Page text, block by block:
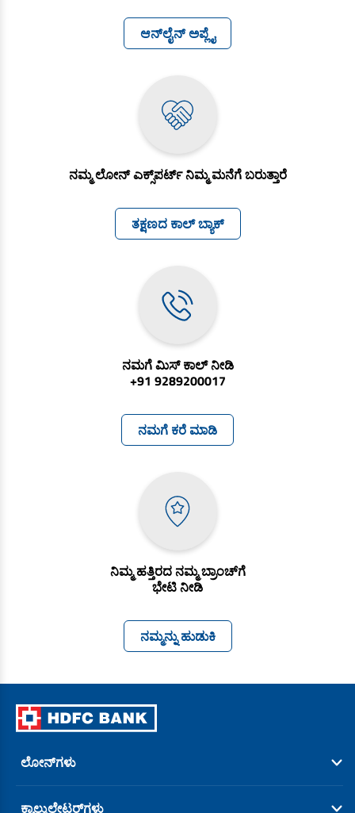
ಆನ್‌ಲೈನ್‌ ಅಪ್ಲೈ
ನಮ್ಮ ಲೋನ್ ಎಕ್ಸ್‌ಪರ್ಟ್ ನಿಮ್ಮ ಮನೆಗೆ ಬರುತ್ತಾರೆ
ತಕ್ಷಣದ ಕಾಲ್ ಬ್ಯಾಕ್
ನಮಗೆ ಮಿಸ್ ಕಾಲ್ ನೀಡಿ
+91 9289200017
ನಮಗೆ ಕರೆ ಮಾಡಿ
ನಿಮ್ಮ ಹತ್ತಿರದ ನಮ್ಮ ಬ್ರಾಂಚ್‌ಗೆ
ಭೇಟಿ ನೀಡಿ
ನಮ್ಮನ್ನು ಹುಡುಕಿ
ಲೋನ್‌ಗಳು
ಕ್ಯಾಲ್ಕುಲೇಟರ್‌ಗಳು